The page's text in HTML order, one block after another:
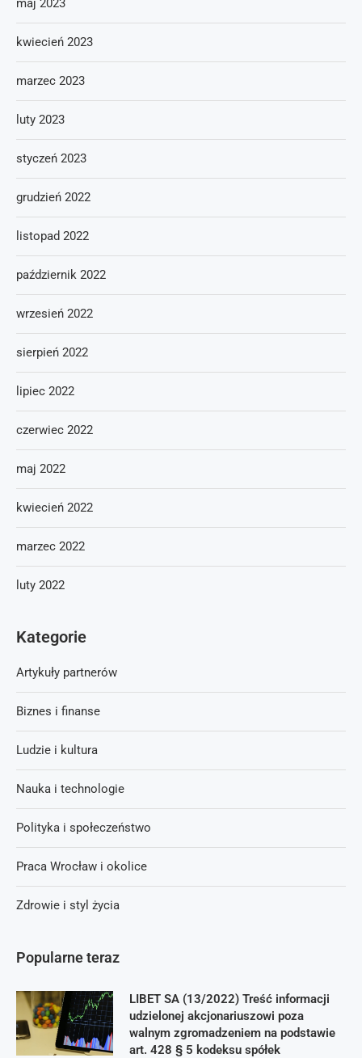
Popularne teraz
LIBET SA (13/2022) Treść informacji
udzielonej akcjonariuszowi poza
walnym zgromadzeniem na podstawie
art. 428 § 5 kodeksu spółek
maj 2023
kwiecień 2023
marzec 2023
luty 2023
styczeń 2023
grudzień 2022
listopad 2022
październik 2022
wrzesień 2022
sierpień 2022
lipiec 2022
czerwiec 2022
maj 2022
kwiecień 2022
marzec 2022
luty 2022
Kategorie
Artykuły partnerów
Biznes i finanse
Ludzie i kultura
Nauka i technologie
Polityka i społeczeństwo
Praca Wrocław i okolice
Zdrowie i styl życia